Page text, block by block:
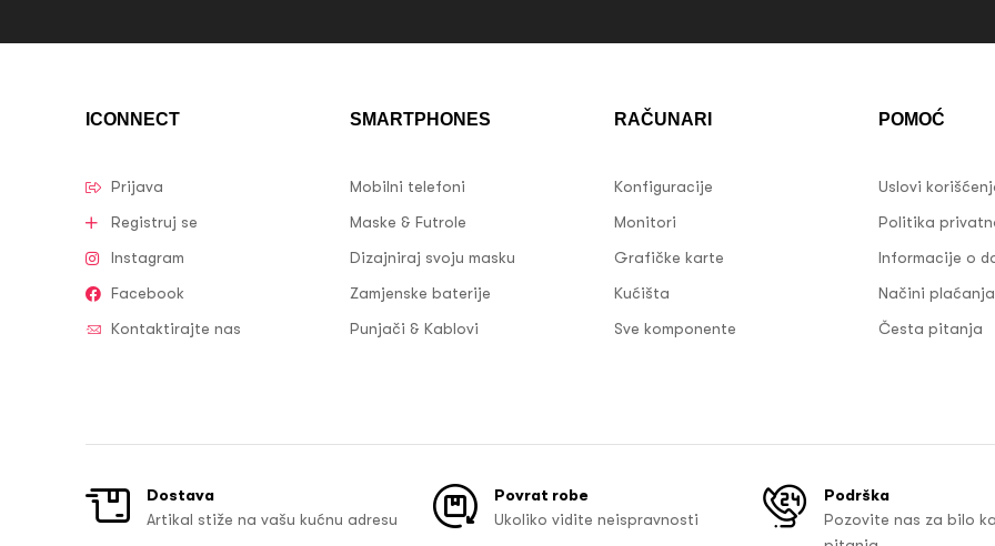
ICONNECT
Prijava
Registruj se
Instagram
Facebook
Kontaktirajte nas
SMARTPHONES
Mobilni telefoni
Maske & Futrole
Dizajniraj svoju masku
Zamjenske baterije
Punjači & Kablovi
RAČUNARI
Konfiguracije
Monitori
Grafičke karte
Kućišta
Sve komponente
POMOĆ
Uslovi
Politika
Informacije o
Načini plaćanja
Česta pitanja
Dostava
Artikal stiže na vašu kućnu adresu
Povrat robe
Ukoliko vidite neispravnosti
Podrška
Pozovite nas za bilo